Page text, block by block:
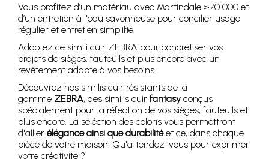
Vous profitez d’un matériau avec Martindale >70 000 et
d’un entretien à l'eau savonneuse pour concilier usage
régulier et entretien simplifié.
Adoptez ce simili cuir ZEBRA pour concrétiser vos
projets de sièges, fauteuils et plus encore avec un
revêtement adapté à vos besoins.
Découvrez nos similis cuir résistants de la
gamme ZEBRA, des similis cuir fantasy conçus
spécialement pour la réfection de vos sièges, fauteuils et
plus encore. La séléction des coloris vous permettront
d'allier élégance ainsi que durabilitéet ce, dans chaque
pièce de votre maison. Qu'attendez-vous pour exprimer
votre créativité ?